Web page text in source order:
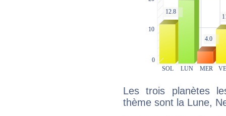
Les trois planètes
thème sont la Lune,